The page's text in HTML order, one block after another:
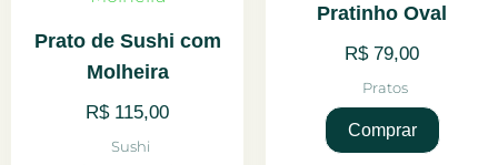
Prato de Sushi com
Molheira
R$115,00
Sushi
Pratinho Oval
R$79,00
Pratos
Comprar